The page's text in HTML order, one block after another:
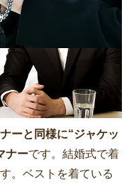
ーと同様に“ジャケッ
ナーです。結婚式で着
。ベストを着ている